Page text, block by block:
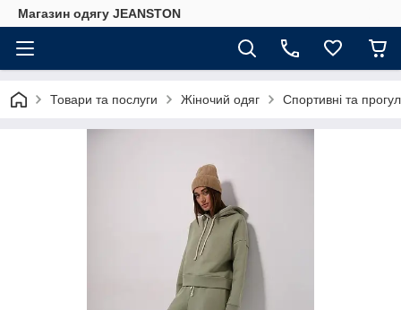
Магазин одягу JEANSTON
Товари та послуги Жіночий одяг Спортивні та